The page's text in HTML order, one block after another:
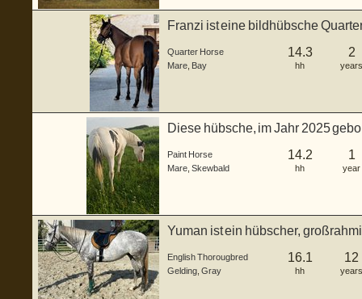
Franzi ist eine bildhübsche
Quarter Horse
Mare Bay
14.3
hh
2
years
Diese hübsche, im Jahr 2025
Paint Horse
Mare Skewbald
14.2
hh
1
year
Yuman ist ein hübscher,
English Thorougbred
Gelding Gray
16.1
hh
12
years